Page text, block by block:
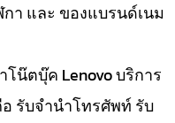
า และ ของแบรนด์เนม
น๊ตบุ๊ค Lenovo บริการ
รับจำนำโทรศัพท์ รับ